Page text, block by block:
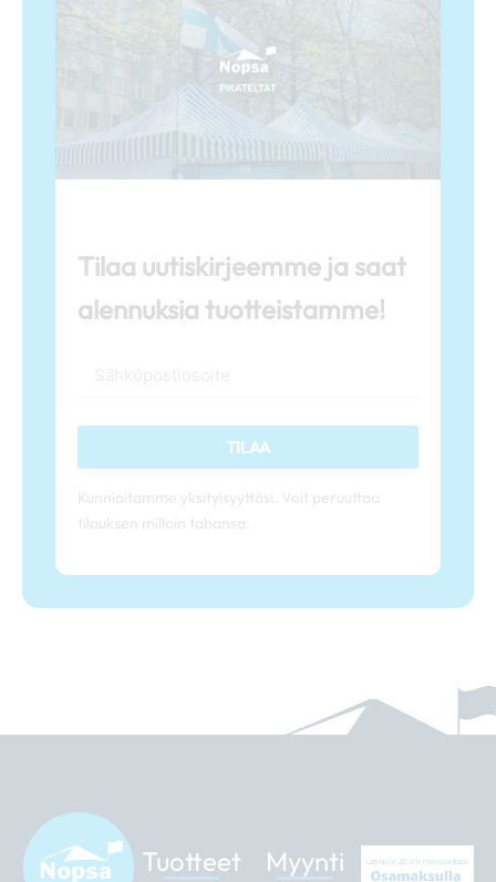
Tilaa uutiskirjeemme ja saat
alennuksia tuotteistamme!
TILAA
Tuotteet Myynti